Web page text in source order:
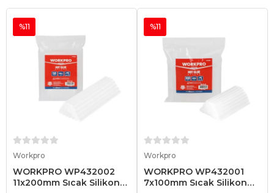
Workpro
WORKPRO WP432002
11x200mm Sıcak Silikon
%11
Workpro
WORKPRO WP432001
7x100mm Sıcak Silikon
%11